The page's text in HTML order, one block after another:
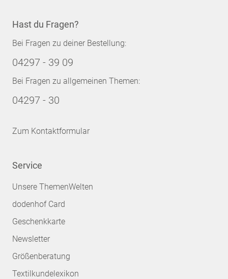
Hast du Fragen?
Bei Fragen zu deiner Bestellung:
04297 - 39 09
Bei Fragen zu allgemeinen Themen:
04297 - 30
Zum Kontaktformular
Service
Unsere ThemenWelten
dodenhof Card
Geschenkkarte
Newsletter
Größenberatung
Textilkundelexikon